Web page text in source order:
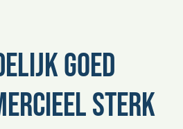
goed
sterk